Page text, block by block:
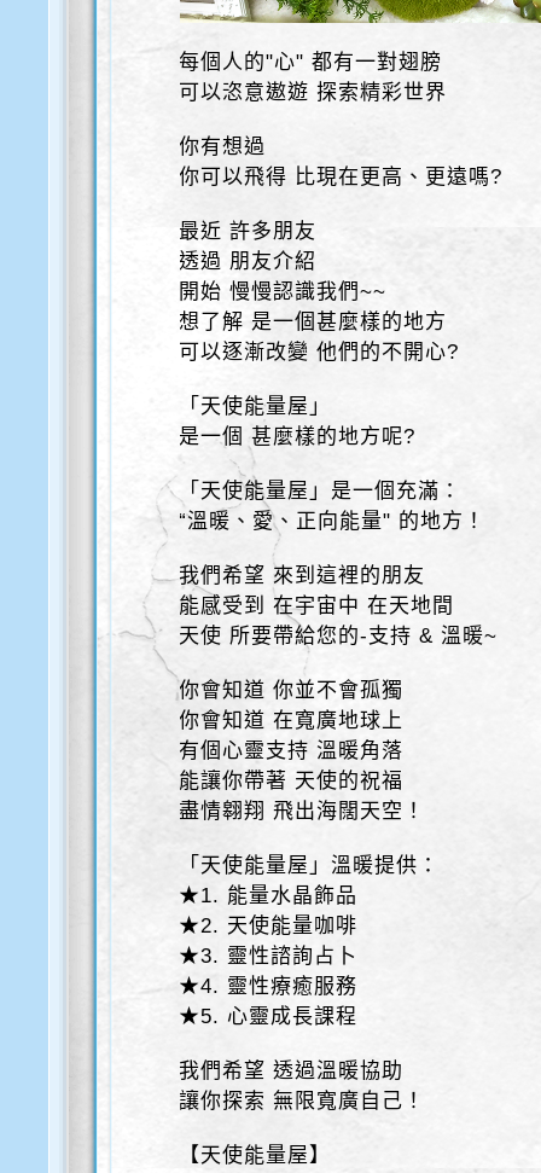
每個人的"心" 都有一對翅膀
可以恣意遨遊 探索精彩世界
你有想過
你可以飛得 比現在更高、更遠嗎?
最近 許多朋友
透過 朋友介紹
開始 慢慢認識我們~~
想了解 是一個甚麼樣的地方
可以逐漸改變 他們的不開心?
「天使能量屋」
是一個 甚麼樣的地方呢?
「天使能量屋」是一個充滿：
“溫暖、愛、正向能量" 的地方！
我們希望 來到這裡的朋友
能感受到 在宇宙中 在天地間
天使 所要帶給您的-支持 & 溫暖~
你會知道 你並不會孤獨
你會知道 在寬廣地球上
有個心靈支持 溫暖角落
能讓你帶著 天使的祝福
盡情翱翔 飛出海闊天空！
「天使能量屋」溫暖提供：
★1. 能量水晶飾品
★2. 天使能量咖啡
★3. 靈性諮詢占卜
★4. 靈性療癒服務
★5. 心靈成長課程
我們希望 透過溫暖協助
讓你探索 無限寬廣自己！
【天使能量屋】